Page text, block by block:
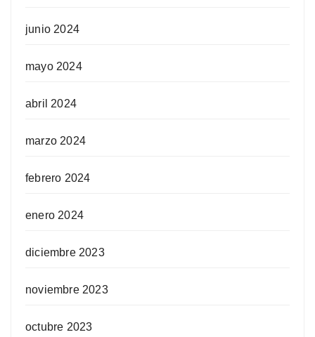
junio 2024
mayo 2024
abril 2024
marzo 2024
febrero 2024
enero 2024
diciembre 2023
noviembre 2023
octubre 2023